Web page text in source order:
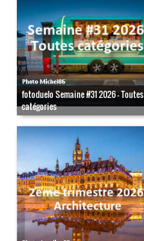
fotoduelo Semaine #31 2026 - Toutes
catégories